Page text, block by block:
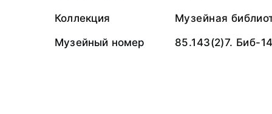
Коллекция
Музейная
Музейный номер
85.143(2)7. Биб-